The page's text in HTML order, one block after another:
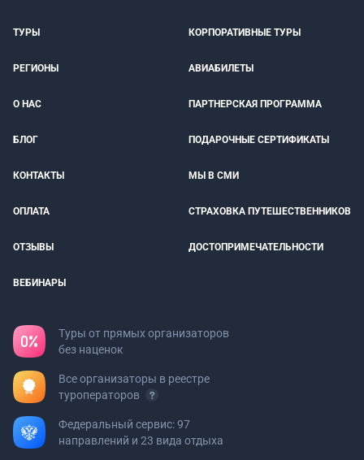
ТУРЫ КОРПОРАТИВНЫЕ ТУРЫ
РЕГИОНЫ АВИАБИЛЕТЫ
О НАС ПАРТНЕРСКАЯ ПРОГРАММА
БЛОГ ПОДАРОЧНЫЕ СЕРТИФИКАТЫ
КОНТАКТЫ МЫ В СМИ
ОПЛАТА СТРАХОВКА ПУТЕШЕСТВЕННИКОВ
ОТЗЫВЫ ДОСТОПРИМЕЧАТЕЛЬНОСТИ
ВЕБИНАРЫ
Туры от прямых организаторов
без наценок
Все организаторы в реестре
туроператоров
Федеральный сервис: 97
направлений и 23 вида отдыха